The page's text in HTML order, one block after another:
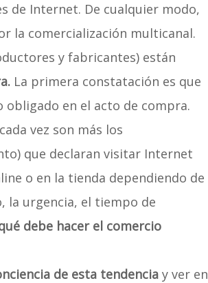
de Internet. De cualquier modo,
la comercialización multicanal.
y fabricantes) están
La primera constatación es que
en el acto de compra.
vez son más los
que declaran visitar Internet
o en la tienda dependiendo de
la urgencia, el tiempo de
debe hacer el comercio
de esta tendenciay ver en